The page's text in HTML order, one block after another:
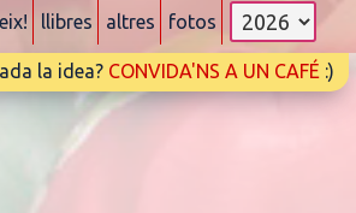
llibres altres fotos
la idea? CONVIDA'NS A UN CAFÉ :)